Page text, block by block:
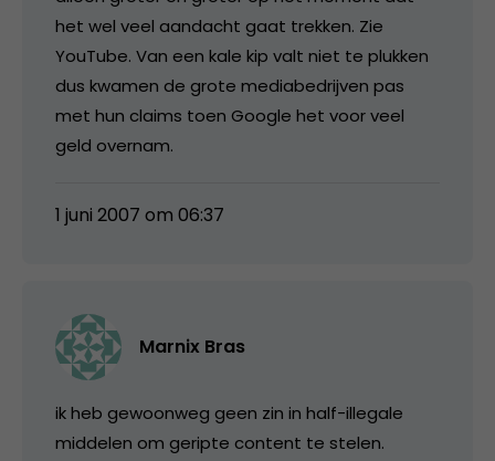
het wel veel aandacht gaat trekken. Zie
YouTube. Van een kale kip valt niet te plukken
dus kwamen de grote mediabedrijven pas
met hun claims toen Google het voor veel
geld overnam.
1 juni 2007 om 06:37
Marnix Bras
ik heb gewoonweg geen zin in half-illegale
middelen om geripte content te stelen.